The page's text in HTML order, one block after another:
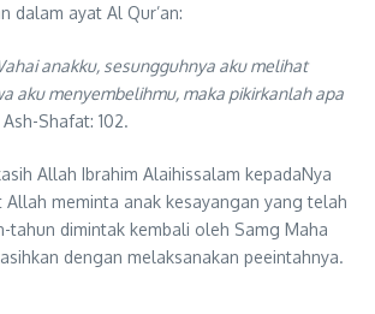
dalam ayat Al Qur’an:
anakku, sesungguhnya aku melihat
aku menyembelihmu, maka pikirkanlah apa
Shafat: 102.
Allah Ibrahim Alaihissalam kepadaNya
meminta anak kesayangan yang telah
tahun dimintak kembali oleh Samg Maha
dengan melaksanakan peeintahnya.